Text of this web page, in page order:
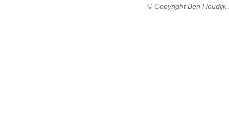
© Copyright Ben Houdijk